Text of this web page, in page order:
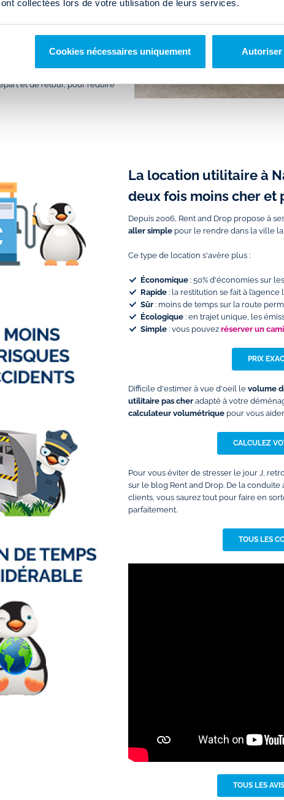
collectées lors de votre utilisation de leurs services.
Cookies nécessaires uniquement Autoriser
Brest
Nancy
et de retour, pour réduire
La location utilitaire à
deux fois moins cher et
Depuis 2006, Rent and Drop propose à
aller simple pour le rendre dans la ville
Ce type de location s'avère plus :
Économique : 50% d'économies sur
Rapide : la restitution se fait à
Sûr : moins de temps sur la route
Écologique : en trajet unique, les
Simple : vous pouvez réserver un
PRIX
Difficile d'estimer à vue d'oeil le volume
utilitaire pas cher adapté à votre
calculateur volumétrique pour vous
CALCULEZ
Pour vous éviter de stresser le jour J,
sur le blog Rent and Drop. De la
clients, vous saurez tout pour faire en
parfaitement.
TOUS LES
TOUS LES